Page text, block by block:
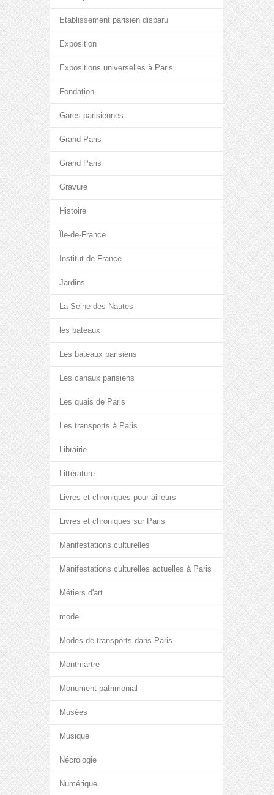
Etablissement parisien disparu
Exposition
Expositions universelles à Paris
Fondation
Gares parisiennes
Grand Paris
Grand Paris
Gravure
Histoire
Île-de-France
Institut de France
Jardins
La Seine des Nautes
les bateaux
Les bateaux parisiens
Les canaux parisiens
Les quais de Paris
Les transports à Paris
Librairie
Littérature
Livres et chroniques pour ailleurs
Livres et chroniques sur Paris
Manifestations culturelles
Manifestations culturelles actuelles à Paris
Métiers d'art
mode
Modes de transports dans Paris
Montmartre
Monument patrimonial
Musées
Musique
Nécrologie
Numérique